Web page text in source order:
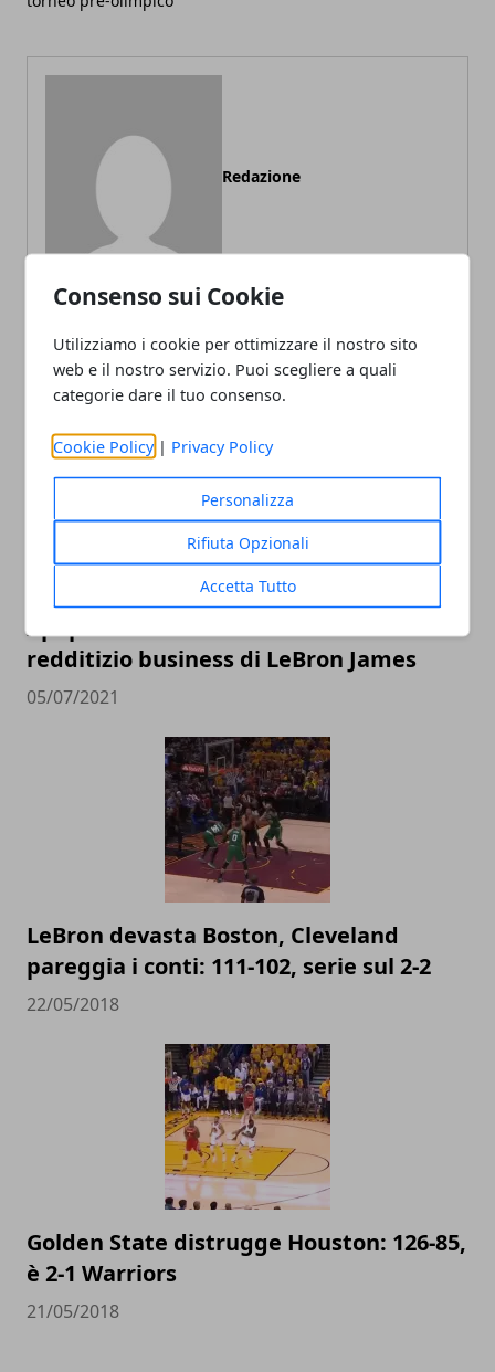
Consenso sui Cookie
Utilizziamo i cookie per ottimizzare il nostro sito
web e il nostro servizio. Puoi scegliere a quali
categorie dare il tuo consenso.
Cookie Policy | Privacy Policy
Personalizza
Rifiuta Opzionali
Accetta Tutto
Redazione
ARTICOLI CORRELATI
I paperoni della NBA: il vorticoso e
redditizio business di LeBron James
05/07/2021
LeBron devasta Boston, Cleveland
pareggia i conti: 111-102, serie sul 2-2
22/05/2018
Golden State distrugge Houston: 126-85,
è 2-1 Warriors
21/05/2018